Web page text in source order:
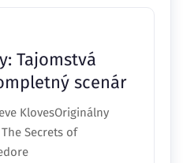
Tajomstvá
scenár
KlovesOriginálny
The Secrets of